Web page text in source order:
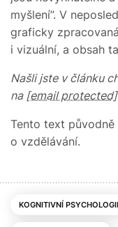
myšlení”. V
graficky
i vizuální, a obsah
Našli jste v článku
na [email protected]
Tento text původně
o vzdělávání.
KOGNITIVNÍ